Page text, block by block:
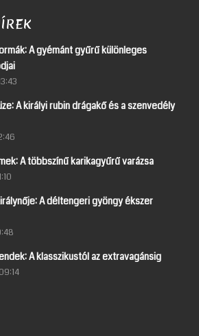
A gyémánt gyűrű különleges
A királyi rubin drágakő és a szenvedély
A többszínű karikagyűrű varázsa
A déltengeri gyöngy ékszer
A klasszikustól az extravagánsig